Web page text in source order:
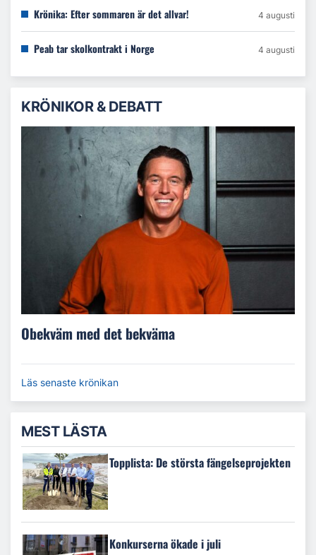
Krönika: Efter sommaren är det allvar! 4 augusti
Peab tar skolkontrakt i Norge 4 augusti
KRÖNIKOR & DEBATT
Obekväm med det bekväma
Läs senaste krönikan
MEST LÄSTA
Topplista: De största fängelseprojekten
Konkurserna ökade i juli